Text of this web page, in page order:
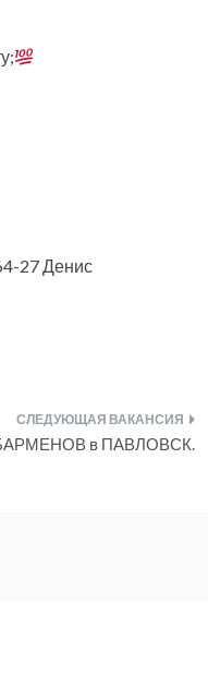
27 Денис
в ПАВЛОВСК.